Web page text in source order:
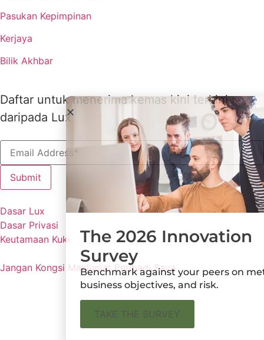
Pasukan Kepimpinan
Kerjaya
Bilik Akhbar
Daftar untuk menerima kemas kini terkini
daripada Lux
Dasar Lux
Dasar Privasi
Keutamaan Kuki
Jangan Kongsi Maklumat Peribadi Saya
The 2026 Innovation
Survey
Benchmark against your peers on metrics,
business objectives, and risk.
TAKE THE SURVEY